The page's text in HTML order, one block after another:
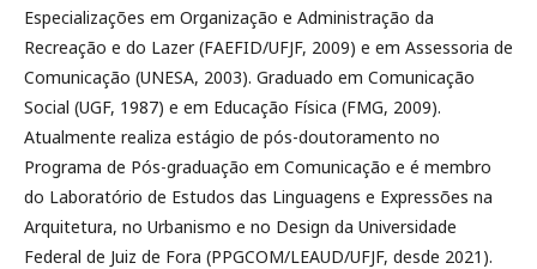
Especializações em Organização e Administração da
Recreação e do Lazer (FAEFID/UFJF, 2009) e em Assessoria de
Comunicação (UNESA, 2003). Graduado em Comunicação
Social (UGF, 1987) e em Educação Física (FMG, 2009).
Atualmente realiza estágio de pós-doutoramento no
Programa de Pós-graduação em Comunicação e é membro
do Laboratório de Estudos das Linguagens e Expressões na
Arquitetura, no Urbanismo e no Design da Universidade
Federal de Juiz de Fora (PPGCOM/LEAUD/UFJF, desde 2021).